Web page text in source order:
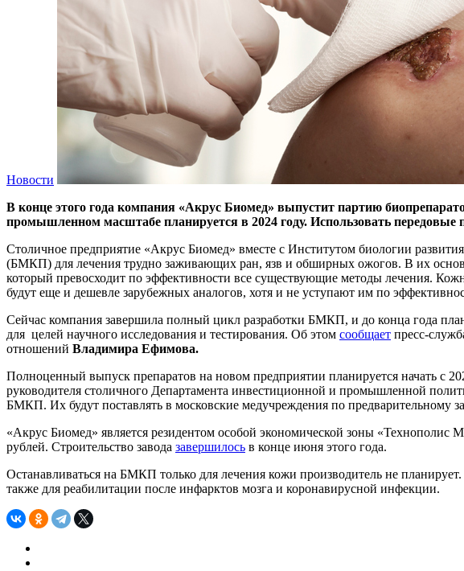
Новости
В конце этого года компания «Акрус Биомед» выпустит партию
промышленном масштабе планируется в 2024 году. Использовать
Столичное предприятие «Акрус Биомед» вместе с Институтом биологии
(БМКП) для лечения трудно заживающих ран, язв и обширных ожогов. В их
который превосходит по эффективности все существующие методы лечения.
будут еще и дешевле зарубежных аналогов, хотя и не уступают им по
Сейчас компания завершила полный цикл разработки БМКП, и до конца года
для целей научного исследования и тестирования. Об этом сообщает пресс-
отношений Владимира Ефимова.
Полноценный выпуск препаратов на новом предприятии планируется начать с
руководителя столичного Департамента инвестиционной и промышленной
БМКП. Их будут поставлять в московские медучреждения по предварительному
«Акрус Биомед» является резидентом особой экономической зоны
рублей. Строительство завода завершилось в конце июня этого года.
Останавливаться на БМКП только для лечения кожи производитель не
также для реабилитации после инфарктов мозга и коронавирусной инфекции.